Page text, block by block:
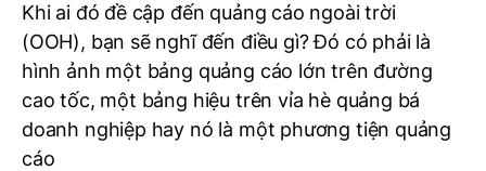
Khi ai đó đề cập đến quảng cáo ngoài trời
(OOH), bạn sẽ nghĩ đến điều gì? Đó có phải là
hình ảnh một bảng quảng cáo lớn trên đường
cao tốc, một bảng hiệu trên vỉa hè quảng bá
doanh nghiệp hay nó là một phương tiện quảng
cáo